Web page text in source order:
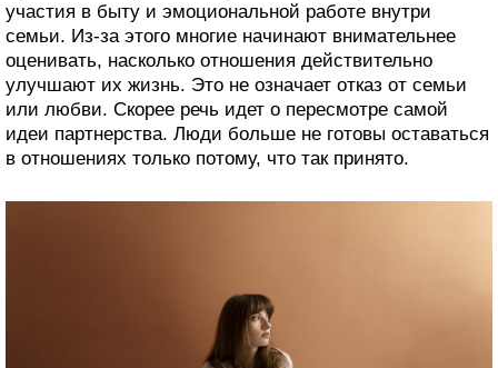
участия в быту и эмоциональной работе внутри
семьи. Из-за этого многие начинают внимательнее
оценивать, насколько отношения действительно
улучшают их жизнь. Это не означает отказ от семьи
или любви. Скорее речь идет о пересмотре самой
идеи партнерства. Люди больше не готовы оставаться
в отношениях только потому, что так принято.